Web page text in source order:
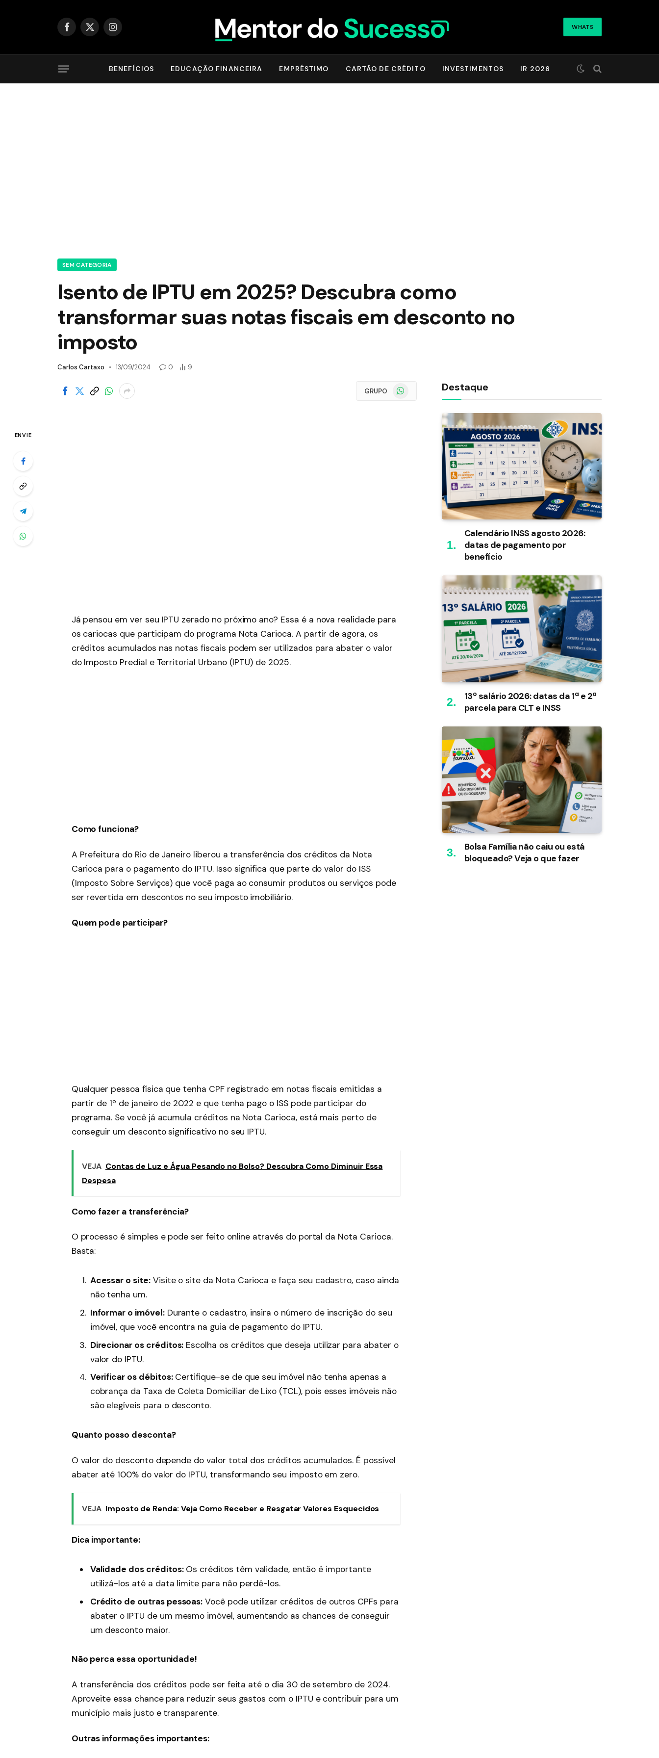
Facebook
X
Instagram WHATS
BENEFÍCIOS EDUCAÇÃO FINANCEIRA EMPRÉSTIMO CARTÃO DE CRÉDITO INVESTIMENTOS IR 2026
SEM CATEGORIA
Isento de IPTU em 2025? Descubra como
transformar suas notas fiscais em desconto no
imposto
Carlos Cartaxo 13/09/2024 0 9
GRUPO WhatsApp
ENVIE
Já pensou em ver seu IPTU zerado no próximo ano? Essa é a nova realidade para
os cariocas que participam do programa Nota Carioca. A partir de agora, os
créditos acumulados nas notas fiscais podem ser utilizados para abater o valor
do Imposto Predial e Territorial Urbano (IPTU) de 2025.
Como funciona?
A Prefeitura do Rio de Janeiro liberou a transferência dos créditos da Nota
Carioca para o pagamento do IPTU. Isso significa que parte do valor do ISS
(Imposto Sobre Serviços) que você paga ao consumir produtos ou serviços pode
ser revertida em descontos no seu imposto imobiliário.
Quem pode participar?
Qualquer pessoa física que tenha CPF registrado em notas fiscais emitidas a
partir de 1º de janeiro de 2022 e que tenha pago o ISS pode participar do
programa. Se você já acumula créditos na Nota Carioca, está mais perto de
conseguir um desconto significativo no seu IPTU.
VEJA Contas de Luz e Água Pesando no Bolso? Descubra Como Diminuir Essa
Despesa
Como fazer a transferência?
O processo é simples e pode ser feito online através do portal da Nota Carioca.
Basta:
Acessar o site:Visite o site da Nota Carioca e faça seu cadastro, caso ainda
não tenha um.
Informar o imóvel:Durante o cadastro, insira o número de inscrição do seu
imóvel, que você encontra na guia de pagamento do IPTU.
Direcionar os créditos: Escolha os créditos que deseja utilizar para abater o
valor do IPTU.
Verificar os débitos:Certifique-se de que seu imóvel não tenha apenas a
cobrança da Taxa de Coleta Domiciliar de Lixo (TCL), pois esses imóveis não
são elegíveis para o desconto.
Quanto posso desconta?
O valor do desconto depende do valor total dos créditos acumulados. É possível
abater até 100% do valor do IPTU, transformando seu imposto em zero.
VEJA Imposto de Renda: Veja Como Receber e Resgatar Valores Esquecidos
Dica importante:
Validade dos créditos:Os créditos têm validade, então é importante
utilizá-los até a data limite para não perdê-los.
Crédito de outras pessoas: Você pode utilizar créditos de outros CPFs para
abater o IPTU de um mesmo imóvel, aumentando as chances de conseguir
um desconto maior.
Não perca essa oportunidade!
A transferência dos créditos pode ser feita até o dia 30 de setembro de 2024.
Aproveite essa chance para reduzir seus gastos com o IPTU e contribuir para um
município mais justo e transparente.
Outras informações importantes:
Destaque
Calendário INSS agosto 2026:
datas de pagamento por
benefício
13º salário 2026: datas da 1ª e 2ª
parcela para CLT e INSS
Bolsa Família não caiu ou está
bloqueado? Veja o que fazer